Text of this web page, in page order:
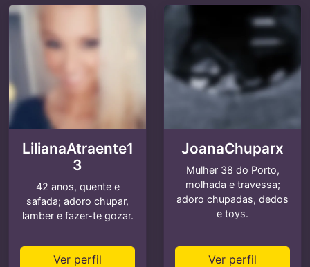
LilianaAtraente1
3
42 anos, quente e
safada; adoro chupar,
lamber e fazer-te gozar.
Ver perfil
JoanaChuparx
Mulher 38 do Porto,
molhada e travessa;
adoro chupadas, dedos
e toys.
Ver perfil